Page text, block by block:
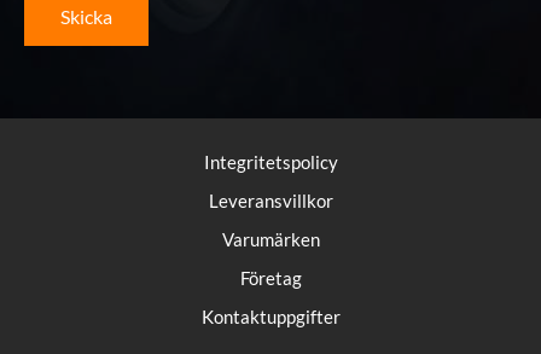
Skicka
Integritetspolicy
Leveransvillkor
Varumärken
Företag
Kontaktuppgifter